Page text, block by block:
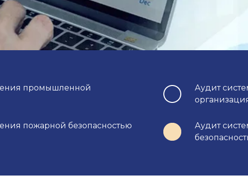
промышленной
Аудит
пожарной безопасностью
Аудит